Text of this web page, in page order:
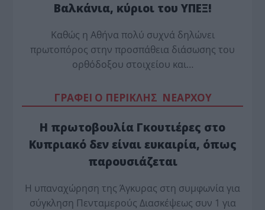
Βαλκάνια, κύριοι του ΥΠΕΞ!
Καθώς η Αθήνα πολύ συχνά δηλώνει
πρωτοπόρος στην προσπάθεια διάσωσης του
ορθόδοξου στοιχείου και…
ΓΡΑΦΕΙ Ο ΠΕΡΙΚΛΗΣ ΝΕΑΡΧΟΥ
Η πρωτοβουλία Γκουτιέρες στο
Κυπριακό δεν είναι ευκαιρία, όπως
παρουσιάζεται
Η υπαναχώρηση της Άγκυρας στη συμφωνία για
σύγκληση Πενταμερούς Διασκέψεως συν 1 για